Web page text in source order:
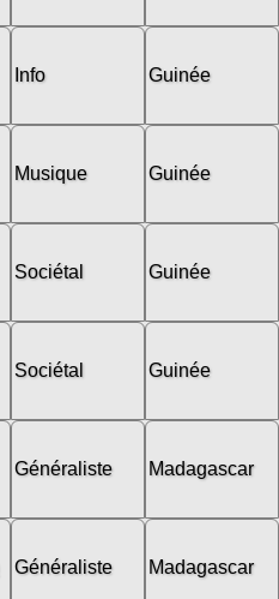
Info Guinée
Musique Guinée
Sociétal Guinée
Sociétal Guinée
Généraliste Madagascar
Généraliste Madagascar